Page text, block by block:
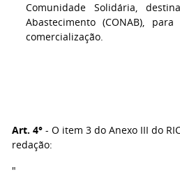
Comunidade Solidária,
Abastecimento (CONAB),
comercialização.
Art. 4° - O item 3 do Anexo III do
redação:
"